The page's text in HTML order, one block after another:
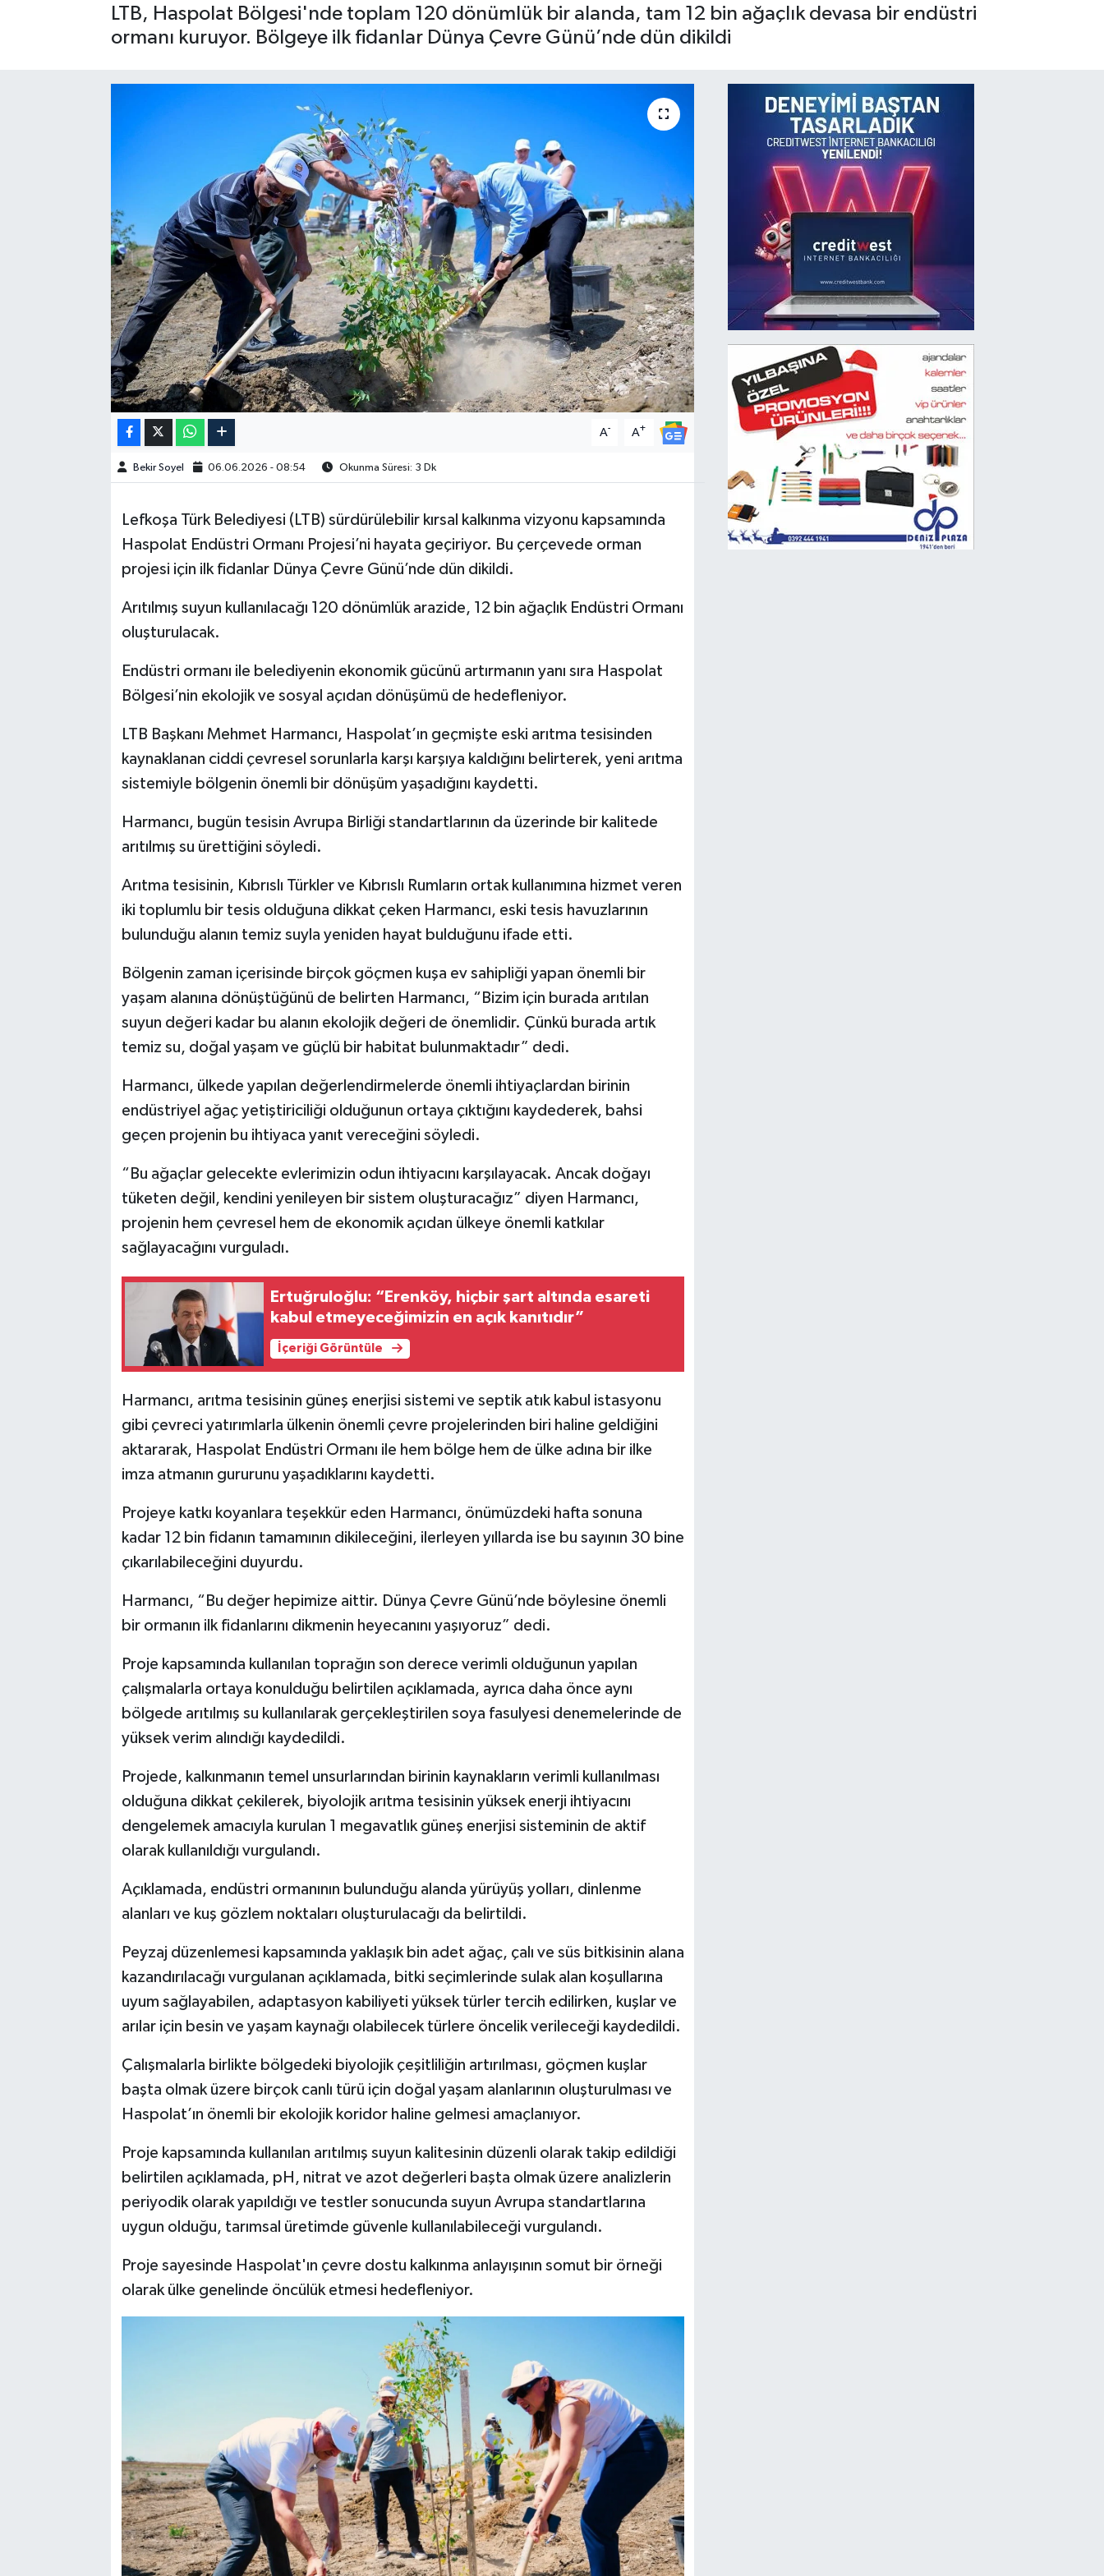
LTB, Haspolat Bölgesi'nde toplam 120 dönümlük bir alanda, tam 12 bin ağaçlık devasa bir endüstri
ormanı kuruyor. Bölgeye ilk fidanlar Dünya Çevre Günü’nde dün dikildi
A- A+
Bekir Soyel 06.06.2026 - 08:54 Okunma Süresi: 3 Dk
Lefkoşa Türk Belediyesi (LTB) sürdürülebilir kırsal kalkınma vizyonu kapsamında
Haspolat Endüstri Ormanı Projesi’ni hayata geçiriyor. Bu çerçevede orman
projesi için ilk fidanlar Dünya Çevre Günü’nde dün dikildi.
Arıtılmış suyun kullanılacağı 120 dönümlük arazide, 12 bin ağaçlık Endüstri Ormanı
oluşturulacak.
Endüstri ormanı ile belediyenin ekonomik gücünü artırmanın yanı sıra Haspolat
Bölgesi’nin ekolojik ve sosyal açıdan dönüşümü de hedefleniyor.
LTB Başkanı Mehmet Harmancı, Haspolat’ın geçmişte eski arıtma tesisinden
kaynaklanan ciddi çevresel sorunlarla karşı karşıya kaldığını belirterek, yeni arıtma
sistemiyle bölgenin önemli bir dönüşüm yaşadığını kaydetti.
Harmancı, bugün tesisin Avrupa Birliği standartlarının da üzerinde bir kalitede
arıtılmış su ürettiğini söyledi.
Arıtma tesisinin, Kıbrıslı Türkler ve Kıbrıslı Rumların ortak kullanımına hizmet veren
iki toplumlu bir tesis olduğuna dikkat çeken Harmancı, eski tesis havuzlarının
bulunduğu alanın temiz suyla yeniden hayat bulduğunu ifade etti.
Bölgenin zaman içerisinde birçok göçmen kuşa ev sahipliği yapan önemli bir
yaşam alanına dönüştüğünü de belirten Harmancı, “Bizim için burada arıtılan
suyun değeri kadar bu alanın ekolojik değeri de önemlidir. Çünkü burada artık
temiz su, doğal yaşam ve güçlü bir habitat bulunmaktadır” dedi.
Harmancı, ülkede yapılan değerlendirmelerde önemli ihtiyaçlardan birinin
endüstriyel ağaç yetiştiriciliği olduğunun ortaya çıktığını kaydederek, bahsi
geçen projenin bu ihtiyaca yanıt vereceğini söyledi.
“Bu ağaçlar gelecekte evlerimizin odun ihtiyacını karşılayacak. Ancak doğayı
tüketen değil, kendini yenileyen bir sistem oluşturacağız” diyen Harmancı,
projenin hem çevresel hem de ekonomik açıdan ülkeye önemli katkılar
sağlayacağını vurguladı.
Ertuğruloğlu: “Erenköy, hiçbir şart altında esareti
kabul etmeyeceğimizin en açık kanıtıdır”
İçeriği Görüntüle
Harmancı, arıtma tesisinin güneş enerjisi sistemi ve septik atık kabul istasyonu
gibi çevreci yatırımlarla ülkenin önemli çevre projelerinden biri haline geldiğini
aktararak, Haspolat Endüstri Ormanı ile hem bölge hem de ülke adına bir ilke
imza atmanın gururunu yaşadıklarını kaydetti.
Projeye katkı koyanlara teşekkür eden Harmancı, önümüzdeki hafta sonuna
kadar 12 bin fidanın tamamının dikileceğini, ilerleyen yıllarda ise bu sayının 30 bine
çıkarılabileceğini duyurdu.
Harmancı, “Bu değer hepimize aittir. Dünya Çevre Günü’nde böylesine önemli
bir ormanın ilk fidanlarını dikmenin heyecanını yaşıyoruz” dedi.
Proje kapsamında kullanılan toprağın son derece verimli olduğunun yapılan
çalışmalarla ortaya konulduğu belirtilen açıklamada, ayrıca daha önce aynı
bölgede arıtılmış su kullanılarak gerçekleştirilen soya fasulyesi denemelerinde de
yüksek verim alındığı kaydedildi.
Projede, kalkınmanın temel unsurlarından birinin kaynakların verimli kullanılması
olduğuna dikkat çekilerek, biyolojik arıtma tesisinin yüksek enerji ihtiyacını
dengelemek amacıyla kurulan 1 megavatlık güneş enerjisi sisteminin de aktif
olarak kullanıldığı vurgulandı.
Açıklamada, endüstri ormanının bulunduğu alanda yürüyüş yolları, dinlenme
alanları ve kuş gözlem noktaları oluşturulacağı da belirtildi.
Peyzaj düzenlemesi kapsamında yaklaşık bin adet ağaç, çalı ve süs bitkisinin alana
kazandırılacağı vurgulanan açıklamada, bitki seçimlerinde sulak alan koşullarına
uyum sağlayabilen, adaptasyon kabiliyeti yüksek türler tercih edilirken, kuşlar ve
arılar için besin ve yaşam kaynağı olabilecek türlere öncelik verileceği kaydedildi.
Çalışmalarla birlikte bölgedeki biyolojik çeşitliliğin artırılması, göçmen kuşlar
başta olmak üzere birçok canlı türü için doğal yaşam alanlarının oluşturulması ve
Haspolat’ın önemli bir ekolojik koridor haline gelmesi amaçlanıyor.
Proje kapsamında kullanılan arıtılmış suyun kalitesinin düzenli olarak takip edildiği
belirtilen açıklamada, pH, nitrat ve azot değerleri başta olmak üzere analizlerin
periyodik olarak yapıldığı ve testler sonucunda suyun Avrupa standartlarına
uygun olduğu, tarımsal üretimde güvenle kullanılabileceği vurgulandı.
Proje sayesinde Haspolat'ın çevre dostu kalkınma anlayışının somut bir örneği
olarak ülke genelinde öncülük etmesi hedefleniyor.